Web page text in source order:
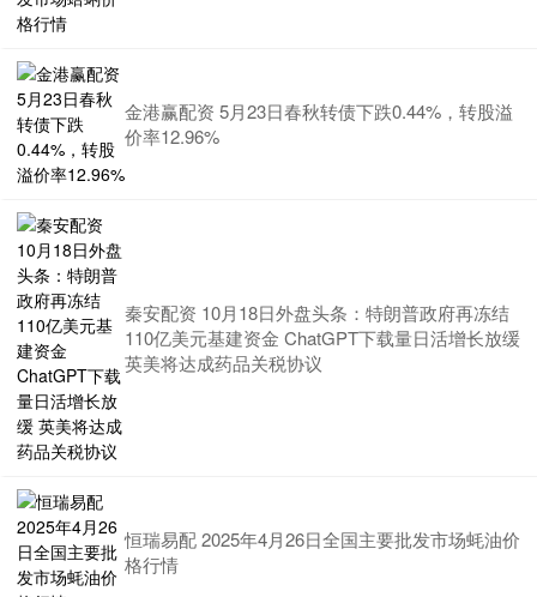
金港赢配资 5月23日春秋转债下跌0.44%，转股溢
价率12.96%
秦安配资 10月18日外盘头条：特朗普政府再冻结
110亿美元基建资金 ChatGPT下载量日活增长放缓
英美将达成药品关税协议
恒瑞易配 2025年4月26日全国主要批发市场蚝油价
格行情